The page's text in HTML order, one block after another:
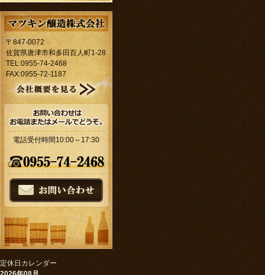
〒847-0072
佐賀県唐津市和多田百人町1-28
TEL:0955-74-2468
FAX:0955-72-1187
電話受付時間10:00～17:30
定休日カレンダー